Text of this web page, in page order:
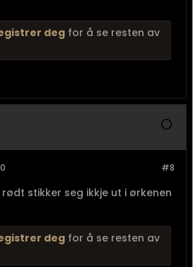
deg for å se resten av
#8
stikker seg ikkje ut i ørkenen
deg for å se resten av